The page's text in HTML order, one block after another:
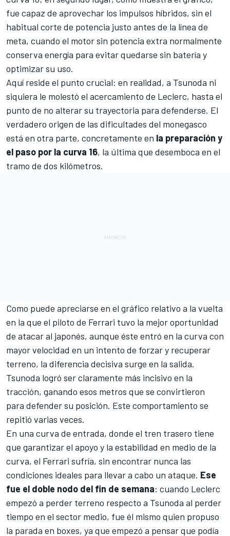
fue capaz de aprovechar los impulsos híbridos, sin el
habitual corte de potencia justo antes de la línea de
meta, cuando el motor sin potencia extra normalmente
conserva energía para evitar quedarse sin batería y
optimizar su uso.
Aquí reside el punto crucial: en realidad, a Tsunoda ni
siquiera le molestó el acercamiento de Leclerc, hasta el
punto de no alterar su trayectoria para defenderse. El
verdadero origen de las dificultades del monegasco
está en otra parte, concretamente en la preparación y
el paso por la curva 16, la última que desemboca en el
tramo de dos kilómetros.
Como puede apreciarse en el gráfico relativo a la vuelta
en la que el piloto de Ferrari tuvo la mejor oportunidad
de atacar al japonés, aunque éste entró en la curva con
mayor velocidad en un intento de forzar y recuperar
terreno, la diferencia decisiva surge en la salida.
Tsunoda logró ser claramente más incisivo en la
tracción, ganando esos metros que se convirtieron
para defender su posición. Este comportamiento se
repitió varias veces.
En una curva de entrada, donde el tren trasero tiene
que garantizar el apoyo y la estabilidad en medio de la
curva, el Ferrari sufría, sin encontrar nunca las
condiciones ideales para llevar a cabo un ataque. Ese
fue el doble nodo del fin de semana: cuando Leclerc
empezó a perder terreno respecto a Tsunoda al perder
tiempo en el sector medio, fue él mismo quien propuso
la parada en boxes, ya que empezó a pensar que podía